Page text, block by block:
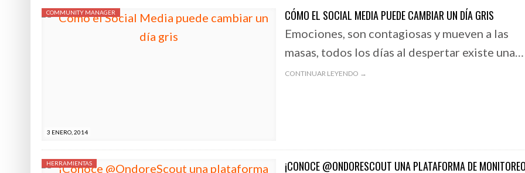
3 ENERO, 2014
COMMUNITY MANAGER CÓMO EL SOCIAL MEDIA PUEDE CAMBIAR UN DÍA GRIS
Emociones, son contagiosas y mueven a las
masas, todos los días al despertar existe una…
CONTINUAR LEYENDO →
HERRAMIENTAS
¡CONOCE @ONDORESCOUT UNA PLATAFORMA DE